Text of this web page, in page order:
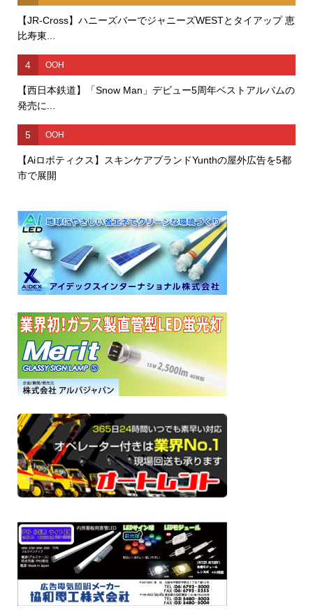
【JR-Cross】ハニーズバーでジャニーズWESTとタイアップ 恵
比寿東...
4 OOH
【西日本鉄道】「Snow Man」デビュー5周年ベストアルバムの
発売に...
5 OOH
【Aiロボティクス】スキンケアブランドYunthの屋外広告を5都
市で展開